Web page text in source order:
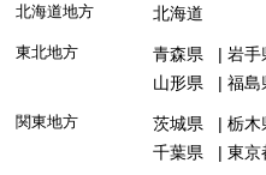
北海道地方 北海道
東北地方 青森県 岩手
山形県
福島
関東地方 茨城県 栃木
千葉県
東京